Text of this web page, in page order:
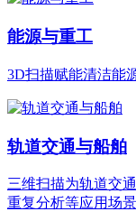
能源与重工
3D扫描赋能清洁能
轨道交通与船舶
三维扫描为轨道交
重复分析等应用场